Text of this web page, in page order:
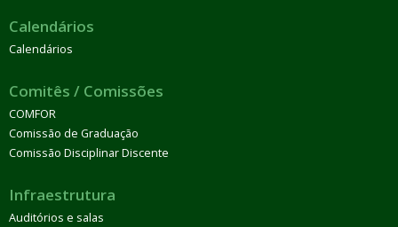
Calendários
Calendários
Comitês / Comissões
COMFOR
Comissão de Graduação
Comissão Disciplinar Discente
Infraestrutura
Auditórios e salas